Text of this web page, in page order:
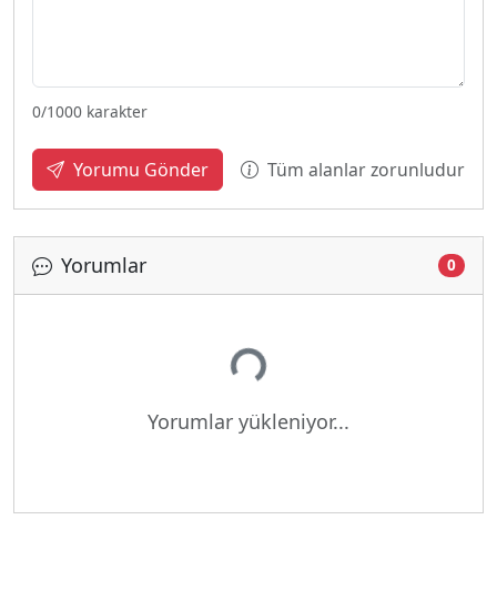
0/1000 karakter
Yorumu Gönder Tüm alanlar zorunludur
Yorumlar 0
Yükleniyor...
Yorumlar yükleniyor...